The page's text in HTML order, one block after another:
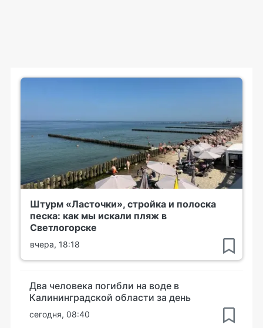
Штурм «Ласточки», стройка и полоска
песка: как мы искали пляж в
Светлогорске
вчера, 18:18
Два человека погибли на воде в
Калининградской области за день
сегодня, 08:40